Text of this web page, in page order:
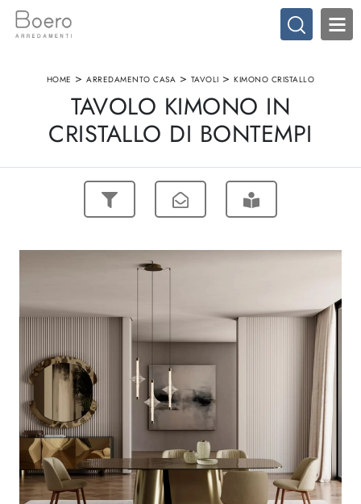
HOME >ARREDAMENTO CASA > TAVOLI >KIMONO CRISTALLO
TAVOLO KIMONO IN
CRISTALLO DI BONTEMPI